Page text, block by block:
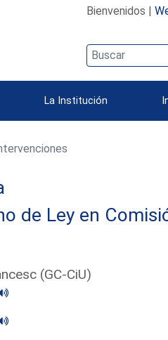
Bienvenidos |
La Institución
de Ley en
(GC-CiU)